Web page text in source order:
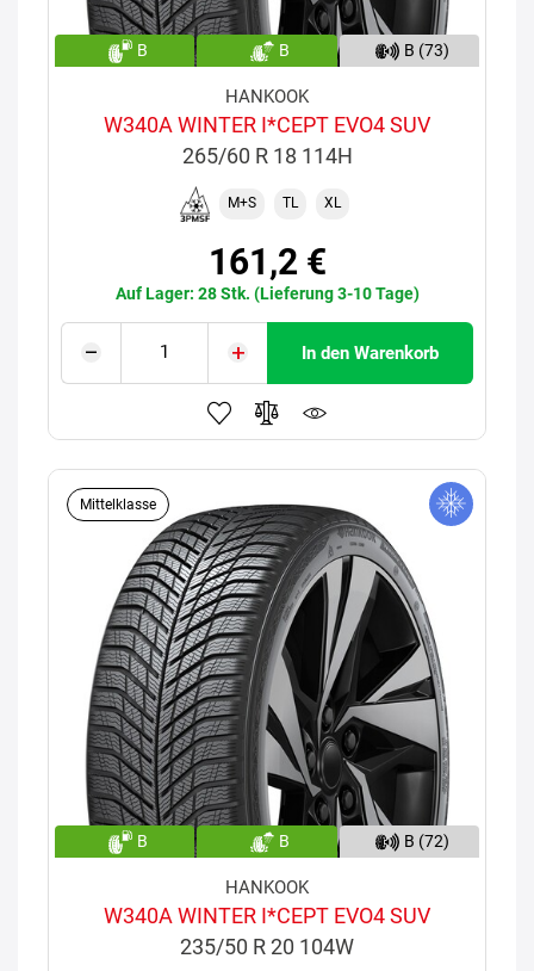
B B B (73)
HANKOOK
W340A WINTER I*CEPT EVO4 SUV
265/60 R 18 114H
M+S TL XL
161,2 €
Auf Lager: 28 Stk. (Lieferung 3-10 Tage)
In den Warenkorb
Mittelklasse
B B B (72)
HANKOOK
W340A WINTER I*CEPT EVO4 SUV
235/50 R 20 104W